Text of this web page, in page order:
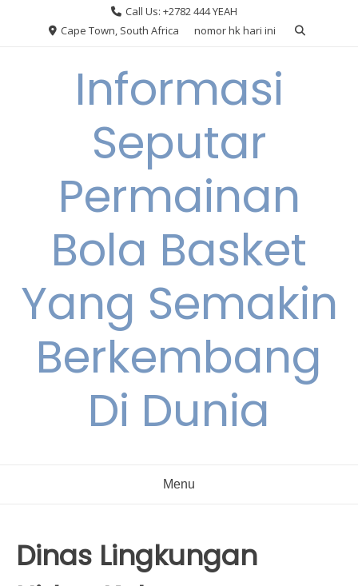
Call Us: +2782 444 YEAH
Cape Town, South Africa
nomor hk hari ini
Informasi
Seputar
Permainan
Bola Basket
Yang Semakin
Berkembang
Di Dunia
Menu
Dinas Lingkungan